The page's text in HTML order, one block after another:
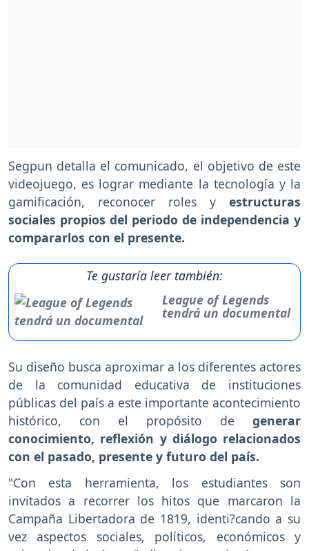
Segpun detalla el comunicado, el objetivo de este
videojuego, es lograr mediante la tecnología y la
gamificación, reconocer roles y estructuras
sociales propios del periodo de independencia y
compararlos con el presente.
Te gustaría leer también:
League of Legends
tendrá un documental
Su diseño busca aproximar a los diferentes actores
de la comunidad educativa de instituciones
públicas del país a este importante acontecimiento
histórico, con el propósito de generar
conocimiento, reflexión y diálogo relacionados
con el pasado, presente y futuro del país.
"Con esta herramienta, los estudiantes son
invitados a recorrer los hitos que marcaron la
Campaña Libertadora de 1819, identi?cando a su
vez aspectos sociales, políticos, económicos y